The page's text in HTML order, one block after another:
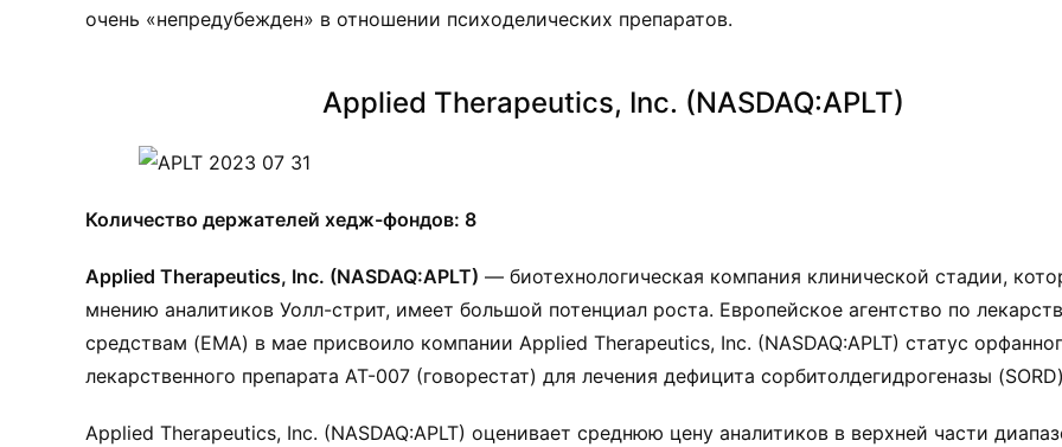
очень «непредубежден» в отношении психоделических препаратов.
Applied Therapeutics, Inc. (NASDAQ:APLT)
Количество держателей хедж-фондов: 8
Applied Therapeutics, Inc. (NASDAQ:APLT) — биотехнологическая компания клинической стадии,
мнению аналитиков Уолл-стрит, имеет большой потенциал роста. Европейское агентство по
средствам (EMA) в мае присвоило компании Applied Therapeutics, Inc. (NASDAQ:APLT) статус
лекарственного препарата AT-007 (говорестат) для лечения дефицита сорбитолдегидрогеназы
Applied Therapeutics, Inc. (NASDAQ:APLT) оценивает среднюю цену аналитиков в верхней части